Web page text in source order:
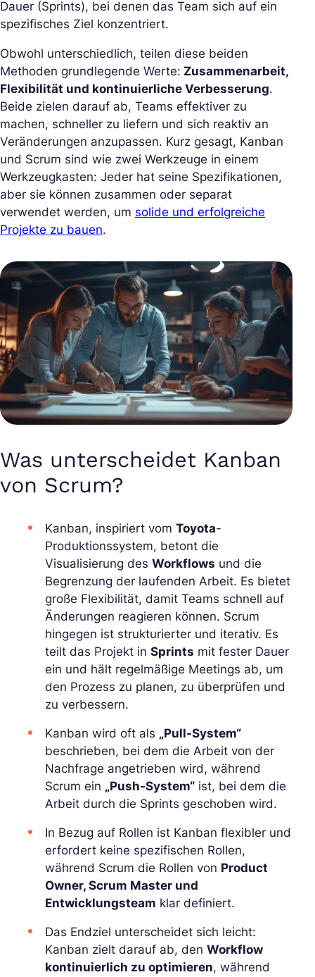
Dauer (Sprints), bei denen das Team sich auf ein
spezifisches Ziel konzentriert.
Obwohl unterschiedlich, teilen diese beiden
Methoden grundlegende Werte: Zusammenarbeit,
Flexibilität und kontinuierliche Verbesserung.
Beide zielen darauf ab, Teams effektiver zu
machen, schneller zu liefern und sich reaktiv an
Veränderungen anzupassen. Kurz gesagt, Kanban
und Scrum sind wie zwei Werkzeuge in einem
Werkzeugkasten: Jeder hat seine Spezifikationen,
aber sie können zusammen oder separat
verwendet werden, um solide und erfolgreiche
Projekte zu bauen.
Was unterscheidet Kanban
von Scrum?
Kanban, inspiriert vom Toyota-
Produktionssystem, betont die
Visualisierung des Workflows und die
Begrenzung der laufenden Arbeit. Es bietet
große Flexibilität, damit Teams schnell auf
Änderungen reagieren können. Scrum
hingegen ist strukturierter und iterativ. Es
teilt das Projekt in Sprints mit fester Dauer
ein und hält regelmäßige Meetings ab, um
den Prozess zu planen, zu überprüfen und
zu verbessern.
Kanban wird oft als „Pull-System“
beschrieben, bei dem die Arbeit von der
Nachfrage angetrieben wird, während
Scrum ein „Push-System“ ist, bei dem die
Arbeit durch die Sprints geschoben wird.
In Bezug auf Rollen ist Kanban flexibler und
erfordert keine spezifischen Rollen,
während Scrum die Rollen von Product
Owner, Scrum Master und
Entwicklungsteam klar definiert.
Das Endziel unterscheidet sich leicht:
Kanban zielt darauf ab, den Workflow
kontinuierlich zu optimieren, während